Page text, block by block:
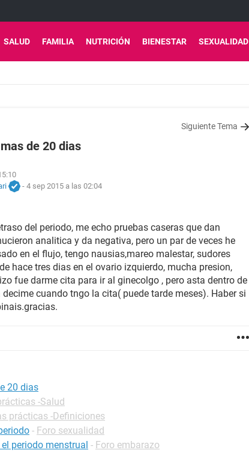
SALUD FAMILIA NUTRICIÓN BIENESTAR SEXUALIDAD
Siguiente Tema
de 20 dias
- 4 sep 2015 a las 02:04
del periodo, me echo pruebas caseras que dan
analitica y da negativa, pero un par de veces he
en el flujo, tengo nausias,mareo malestar, sudores
hace tres dias en el ovario izquierdo, mucha presion,
fue darme cita para ir al ginecolgo , pero asta dentro de
cuando tngo la cita( puede tarde meses). Haber si
20 dias
-Salud
prácticas -Definiciones
- Foro sexualidad
periodo menstrual - Foro embarazo